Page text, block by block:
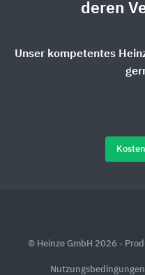
deren
Unser kompetentes
© Heinze GmbH 2026 -
Nutzungsbedingungen